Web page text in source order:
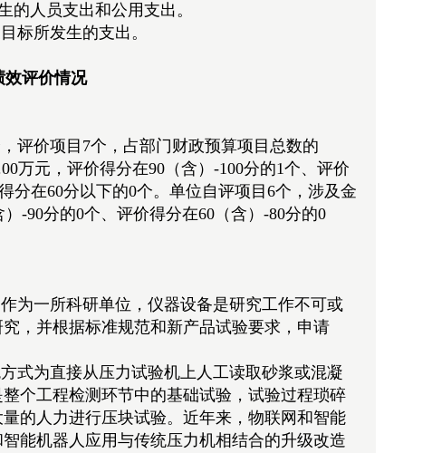
的人员支出和公用支出。
标所发生的支出。
效评价情况
评价项目7个，占部门财政预算项目总数的
万元，评价得分在90（含）-100分的1个、评价
分在60分以下的0个。单位自评项目6个，涉及金
-90分的0个、评价得分在60（含）-80分的0
为一所科研单位，仪器设备是研究工作不可或
，并根据标准规范和新产品试验要求，申请
式为直接从压力试验机上人工读取砂浆或混凝
个工程检测环节中的基础试验，试验过程琐碎
的人力进行压块试验。近年来，物联网和智能
能机器人应用与传统压力机相结合的升级改造